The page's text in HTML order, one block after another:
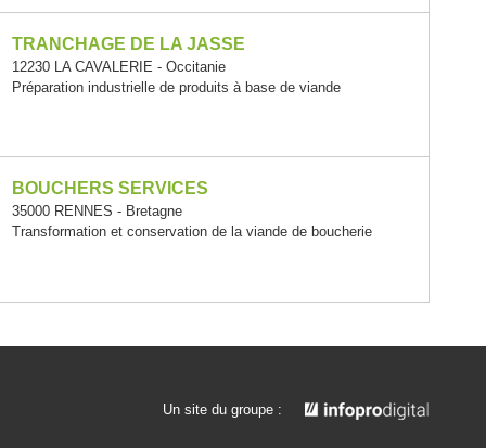
TRANCHAGE DE LA JASSE
12230 LA CAVALERIE - Occitanie
Préparation industrielle de produits à base de viande
BOUCHERS SERVICES
35000 RENNES - Bretagne
Transformation et conservation de la viande de boucherie
Un site du groupe :